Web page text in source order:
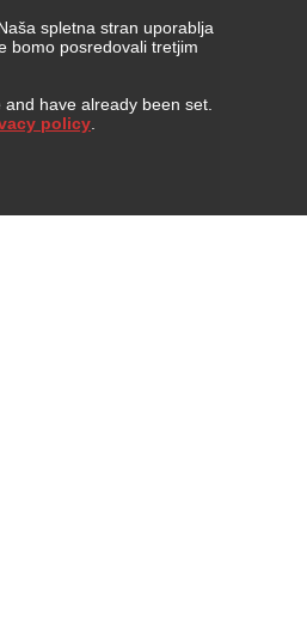
spletna stran uporablja
bomo posredovali tretjim
have already been set.
policy